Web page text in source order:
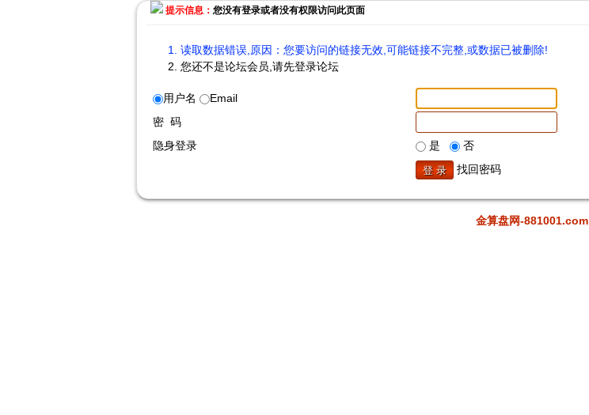
提示信息： 您没有登录或者没有权限访问此页面
读取数据错误,原因：您要访问的链接无效,可能链接不完整,或数据已被删除!
您还不是论坛会员,请先登录论坛
用户名
Email
密 码
隐身登录
是
否
找回密码
金算盘网-881001.com